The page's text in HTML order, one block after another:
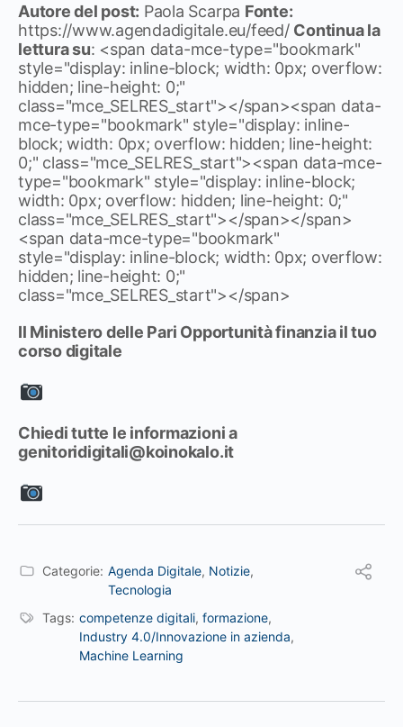
Autore del post: Paola Scarpa Fonte:
https://www.agendadigitale.eu/feed/ Continua la
lettura su: <span data-mce-type="bookmark"
style="display: inline-block; width: 0px; overflow:
hidden; line-height: 0;"
class="mce_SELRES_start"> </span><span data-
mce-type="bookmark" style="display: inline-
block; width: 0px; overflow: hidden; line-height:
0;" class="mce_SELRES_start"><span data-mce-
type="bookmark" style="display: inline-block;
width: 0px; overflow: hidden; line-height: 0;"
class="mce_SELRES_start"> </span> </span>
<span data-mce-type="bookmark"
style="display: inline-block; width: 0px; overflow:
hidden; line-height: 0;"
class="mce_SELRES_start"> </span>
Il Ministero delle Pari Opportunità finanzia il tuo
corso digitale
Chiedi tutte le informazioni a
genitoridigitali@koinokalo.it
Categorie: Agenda Digitale, Notizie,
Tecnologia
Tags: competenze digitali, formazione,
Industry 4.0/Innovazione in azienda,
Machine Learning